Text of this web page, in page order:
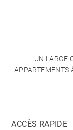
UN LARGE
APPARTEMENTS
ACCÈS RAPIDE